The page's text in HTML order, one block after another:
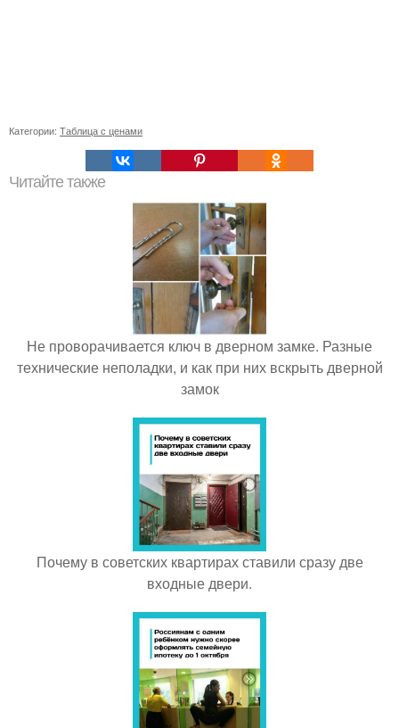
Категории: Таблица с ценами
Читайте также
Не проворачивается ключ в дверном замке. Разные
технические неполадки, и как при них вскрыть дверной
замок
Почему в советских квартирах ставили сразу две
входные двери.